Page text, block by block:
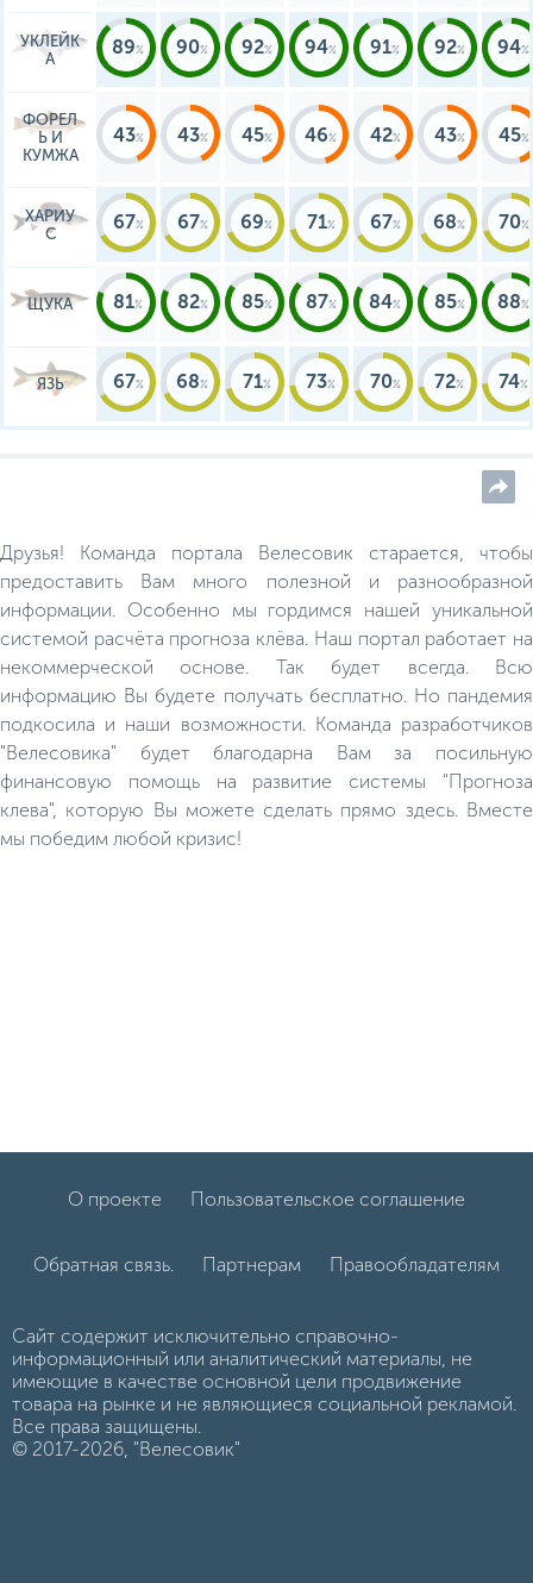
УКЛЕЙК
А
89 90 92 94 91 92 94
ФОРЕЛ
Ь И
КУМЖА
43 43 45 46 42 43 45
ХАРИУ
С
67 67 69 71 67 68 70
ЩУКА 81 82 85 87 84 85 88
ЯЗЬ 67 68 71 73 70 72 74
Друзья! Команда портала Велесовик старается, чтобы
предоставить Вам много полезной и разнообразной
информации. Особенно мы гордимся нашей уникальной
системой расчёта прогноза клёва. Наш портал работает на
некоммерческой основе. Так будет всегда. Всю
информацию Вы будете получать бесплатно. Но пандемия
подкосила и наши возможности. Команда разработчиков
"Велесовика" будет благодарна Вам за посильную
финансовую помощь на развитие системы "Прогноза
клева", которую Вы можете сделать прямо здесь. Вместе
мы победим любой кризис!
О проекте Пользовательское соглашение
Обратная связь. Партнерам Правообладателям
Сайт содержит исключительно справочно-
информационный или аналитический материалы, не
имеющие в качестве основной цели продвижение
товара на рынке и не являющиеся социальной рекламой.
Все права защищены.
© 2017-2026, "Велесовик"